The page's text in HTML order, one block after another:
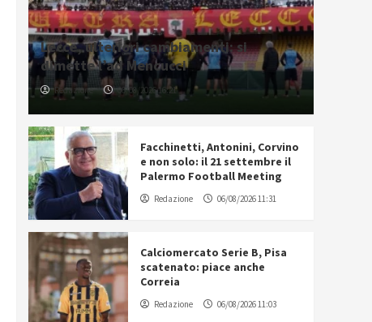
Lecce, ulteriori cambiamenti: si
dimette l’ad Mencucci
Redazione 06/08/2026 16:21
Facchinetti, Antonini, Corvino
e non solo: il 21 settembre il
Palermo Football Meeting
Redazione 06/08/2026 11:31
Calciomercato Serie B, Pisa
scatenato: piace anche
Correia
Redazione 06/08/2026 11:03